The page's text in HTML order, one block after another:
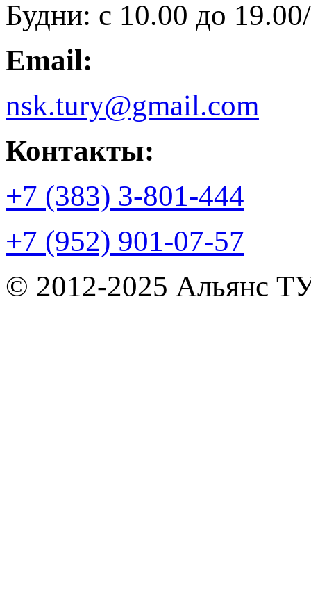
Будни: с 10.00 до
Email:
nsk.tury@gmail.com
Контакты:
+7 (383) 3-801-444
+7 (952) 901-07-57
© 2012-2025 Альянс